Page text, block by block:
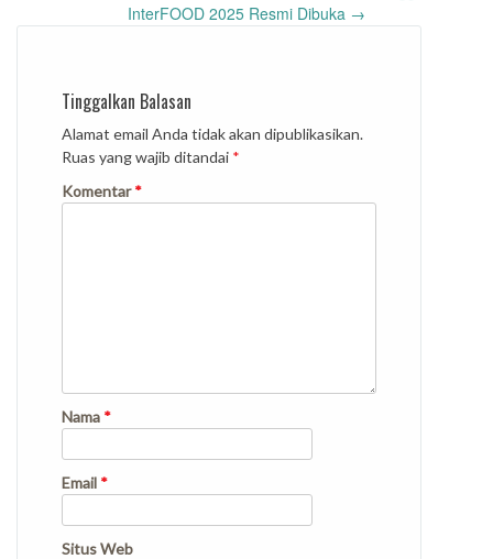
InterFOOD 2025 Resmi Dibuka →
Tinggalkan Balasan
Alamat email Anda tidak akan dipublikasikan.
Ruas yang wajib ditandai *
Komentar*
Nama *
Email *
Situs Web